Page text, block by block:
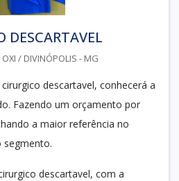
DESCARTAVEL
OXI / DIVINÓPOLIS - MG
descartavel, conhecerá a
Fazendo um orçamento por
a maior referência no
segmento.
descartavel, com a